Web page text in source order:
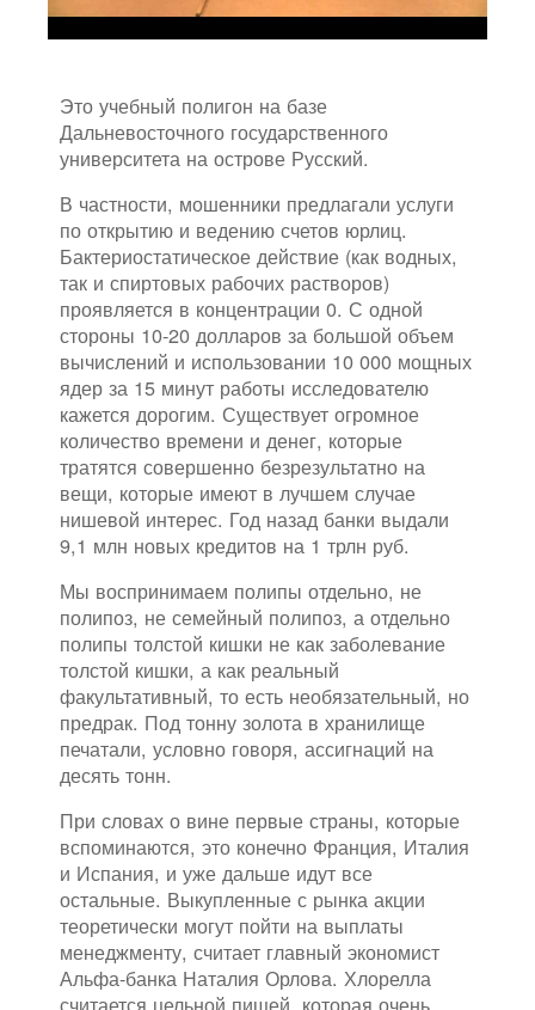
Это учебный полигон на базе
Дальневосточного государственного
университета на острове Русский.
В частности, мошенники предлагали услуги
по открытию и ведению счетов юрлиц.
Бактериостатическое действие (как водных,
так и спиртовых рабочих растворов)
проявляется в концентрации 0. С одной
стороны 10-20 долларов за большой объем
вычислений и использовании 10 000 мощных
ядер за 15 минут работы исследователю
кажется дорогим. Существует огромное
количество времени и денег, которые
тратятся совершенно безрезультатно на
вещи, которые имеют в лучшем случае
нишевой интерес. Год назад банки выдали
9,1 млн новых кредитов на 1 трлн руб.
Мы воспринимаем полипы отдельно, не
полипоз, не семейный полипоз, а отдельно
полипы толстой кишки не как заболевание
толстой кишки, а как реальный
факультативный, то есть необязательный, но
предрак. Под тонну золота в хранилище
печатали, условно говоря, ассигнаций на
десять тонн.
При словах о вине первые страны, которые
вспоминаются, это конечно Франция, Италия
и Испания, и уже дальше идут все
остальные. Выкупленные с рынка акции
теоретически могут пойти на выплаты
менеджменту, считает главный экономист
Альфа-банка Наталия Орлова. Хлорелла